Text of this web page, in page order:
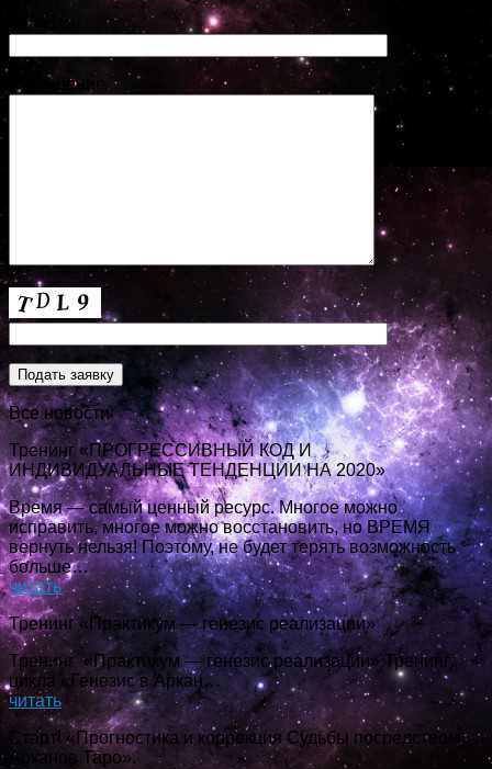
Телефон
Сообщение
Все новости
Тренинг «ПРОГРЕССИВНЫЙ КОД И
ИНДИВИДУАЛЬНЫЕ ТЕНДЕНЦИИ НА 2020»
Время — самый ценный ресурс. Многое можно
исправить, многое можно восстановить, но ВРЕМЯ
вернуть нельзя! Поэтому, не будет терять возможность
больше…
читать
Тренинг «Практикум — генезис реализации»
Тренинг «Практикум — генезис реализации» Тренинг
цикла «Генезис в Аркан…
читать
Старт! «Прогностика и коррекция Судьбы посредством
Арканов Таро».